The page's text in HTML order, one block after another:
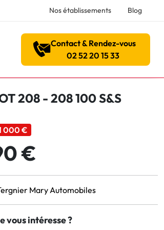
Nos établissements Blog
Contact & Rendez-vous
02 52 20 15 33
208 - 208 100 S&S
000 €
€
Mary Automobiles
vous intéresse ?